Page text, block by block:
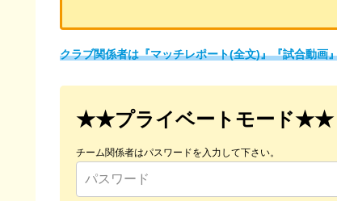
クラブ関係者は『マッチレポート(全文)』『試合動画
★★プライベートモード★★
チーム関係者はパスワードを入力して下さい。